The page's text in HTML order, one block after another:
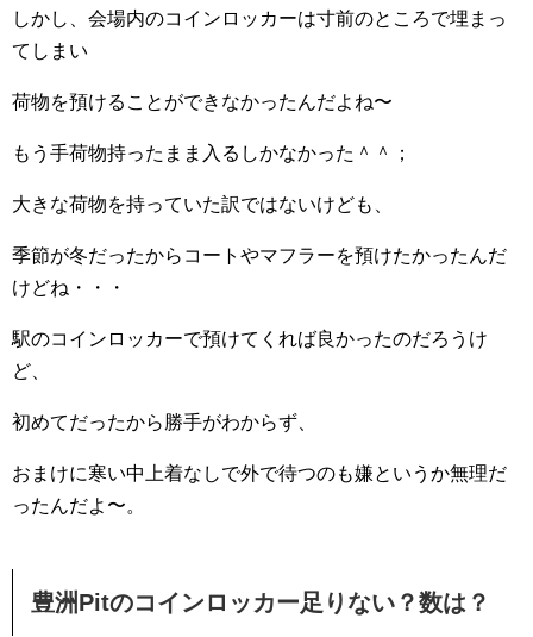
しかし、会場内のコインロッカーは寸前のところで埋まっ
てしまい
荷物を預けることができなかったんだよね〜
もう手荷物持ったまま入るしかなかった＾＾；
大きな荷物を持っていた訳ではないけども、
季節が冬だったからコートやマフラーを預けたかったんだ
けどね・・・
駅のコインロッカーで預けてくれば良かったのだろうけ
ど、
初めてだったから勝手がわからず、
おまけに寒い中上着なしで外で待つのも嫌というか無理だ
ったんだよ〜。
豊洲Pitのコインロッカー足りない？数は？